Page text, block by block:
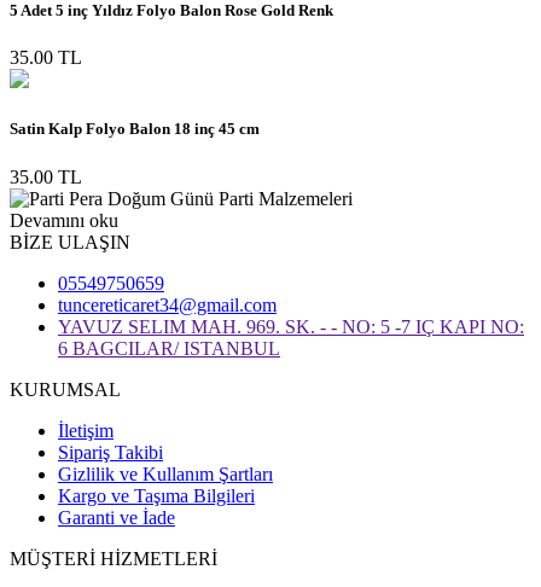
5 Adet 5 inç Yıldız Folyo Balon Rose Gold Renk
35.00 TL
Satin Kalp Folyo Balon 18 inç 45 cm
35.00 TL
Devamını oku
BİZE ULAŞIN
05549750659
tuncereticaret34@gmail.com
YAVUZ SELIM MAH. 969. SK. - - NO: 5 -7 IÇ KAPI NO:
6 BAGCILAR/ ISTANBUL
KURUMSAL
İletişim
Sipariş Takibi
Gizlilik ve Kullanım Şartları
Kargo ve Taşıma Bilgileri
Garanti ve İade
MÜŞTERİ HİZMETLERİ